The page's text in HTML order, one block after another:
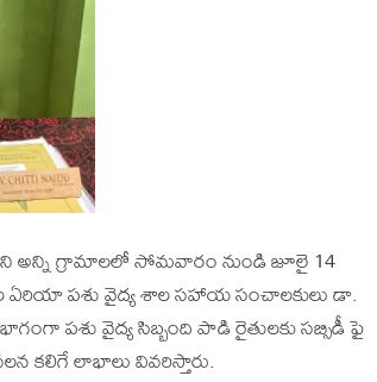
అన్ని గ్రామాలలో సోమవారం నుండి జూలై 14
ఏరియా పశు వైద్య శాల సహాయ సంచాలకులు డా.
పశు వైద్య సిబ్బంది పాడి రైతులకు సబ్సిడీ ఫై
కలిగే లాభాలు వివరిస్తారు.